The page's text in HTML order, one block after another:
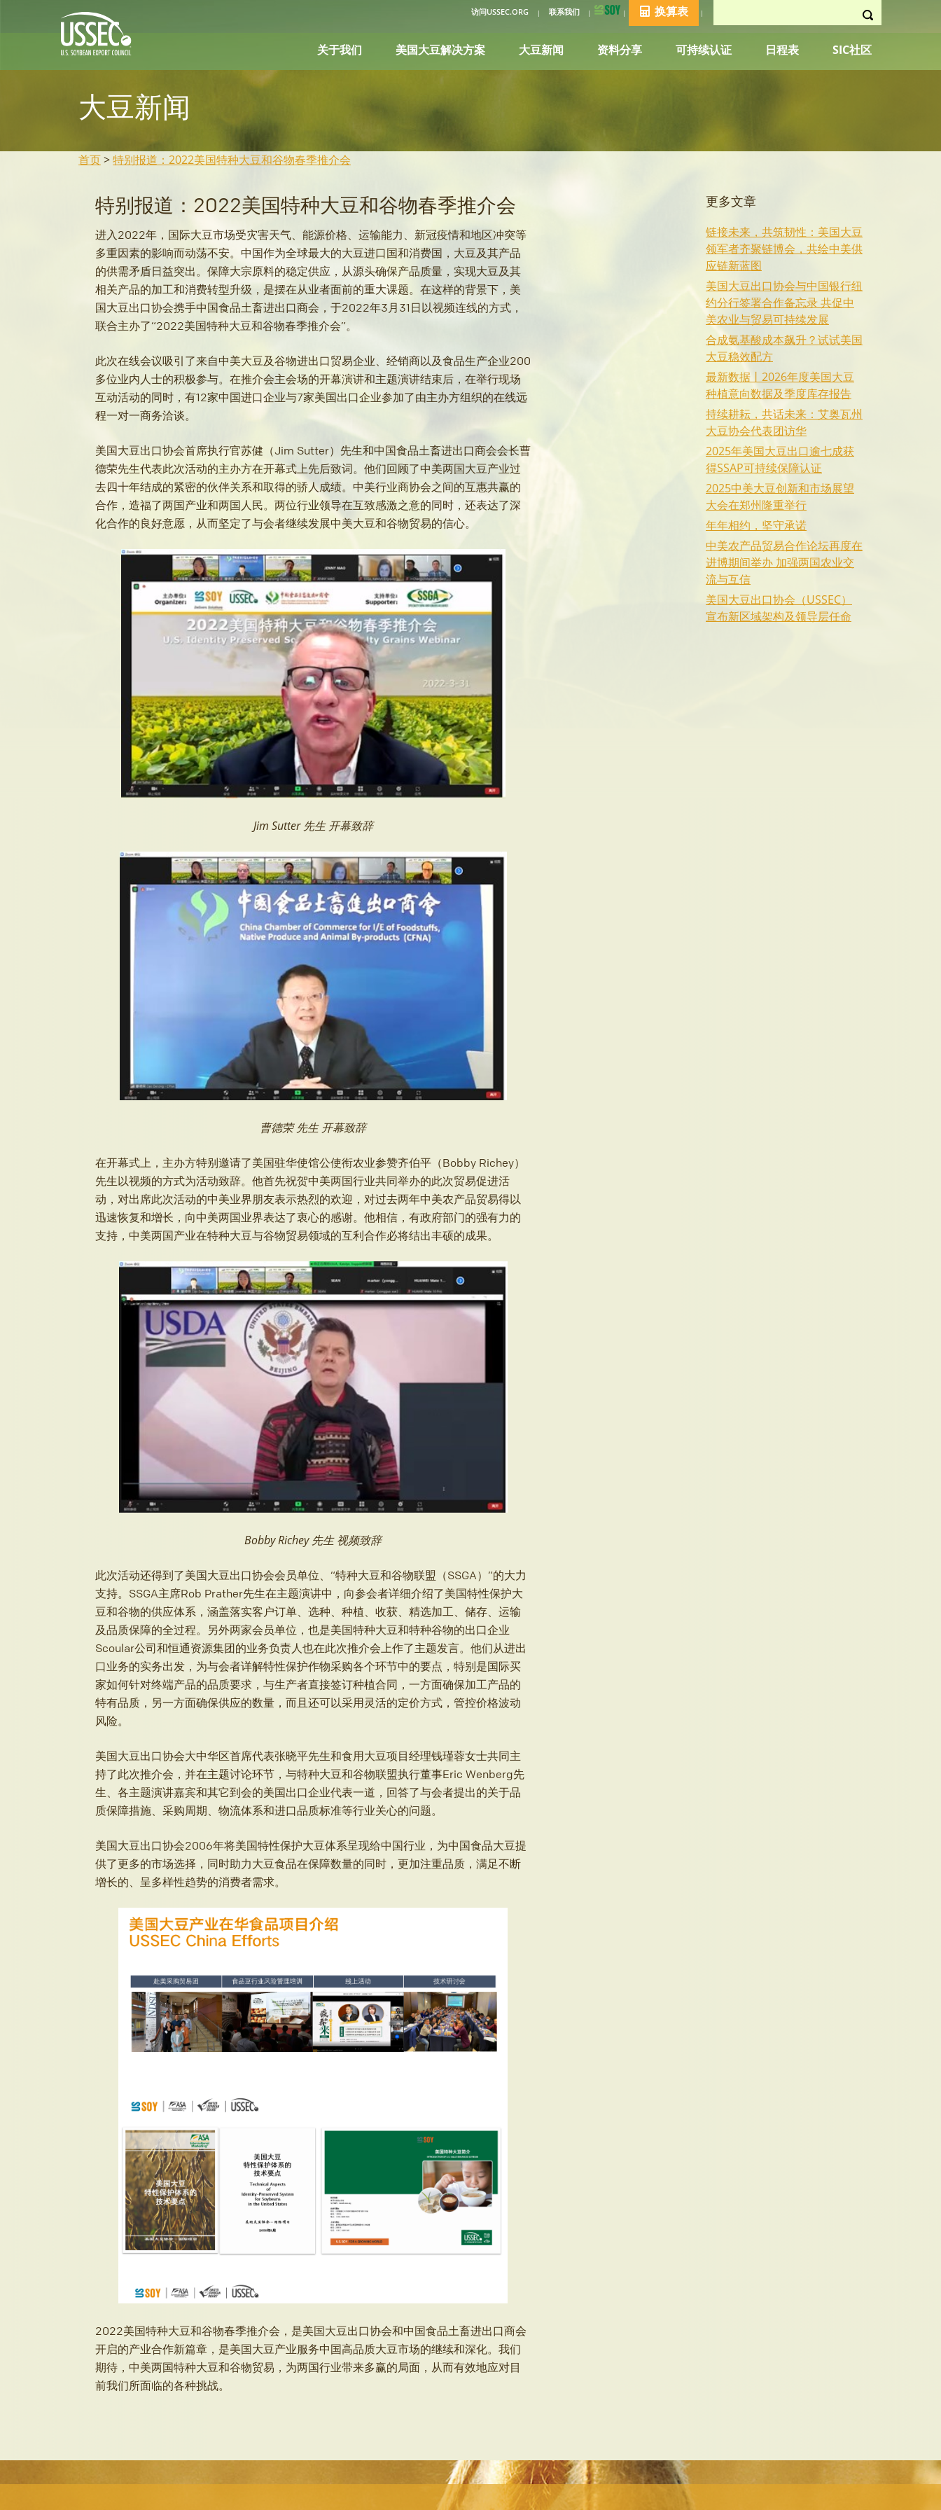
访问USSEC.ORG 联系我们 换算表
关于我们 美国大豆解决方案 大豆新闻 资料分享 可持续认证 日程表 SIC社区
大豆新闻
首页>特别报道：2022美国特种大豆和谷物春季推介会
特别报道：2022美国特种大豆和谷物春季推介会
进入2022年，国际大豆市场受灾害天气、能源价格、运输能力、新冠疫情和地区冲突等
多重因素的影响而动荡不安。中国作为全球最大的大豆进口国和消费国，大豆及其产品
的供需矛盾日益突出。保障大宗原料的稳定供应，从源头确保产品质量，实现大豆及其
相关产品的加工和消费转型升级，是摆在从业者面前的重大课题。在这样的背景下，美
国大豆出口协会携手中国食品土畜进出口商会，于2022年3月31日以视频连线的方式，
联合主办了“2022美国特种大豆和谷物春季推介会”。
此次在线会议吸引了来自中美大豆及谷物进出口贸易企业、经销商以及食品生产企业200
多位业内人士的积极参与。在推介会主会场的开幕演讲和主题演讲结束后，在举行现场
互动活动的同时，有12家中国进口企业与7家美国出口企业参加了由主办方组织的在线远
程一对一商务洽谈。
美国大豆出口协会首席执行官苏健（Jim Sutter）先生和中国食品土畜进出口商会会长曹
德荣先生代表此次活动的主办方在开幕式上先后致词。他们回顾了中美两国大豆产业过
去四十年结成的紧密的伙伴关系和取得的骄人成绩。中美行业商协会之间的互惠共赢的
合作，造福了两国产业和两国人民。两位行业领导在互致感激之意的同时，还表达了深
化合作的良好意愿，从而坚定了与会者继续发展中美大豆和谷物贸易的信心。
Jim Sutter 先生 开幕致辞
曹德荣 先生 开幕致辞
在开幕式上，主办方特别邀请了美国驻华使馆公使衔农业参赞齐伯平（Bobby Richey）
先生以视频的方式为活动致辞。他首先祝贺中美两国行业共同举办的此次贸易促进活
动，对出席此次活动的中美业界朋友表示热烈的欢迎，对过去两年中美农产品贸易得以
迅速恢复和增长，向中美两国业界表达了衷心的感谢。他相信，有政府部门的强有力的
支持，中美两国产业在特种大豆与谷物贸易领域的互利合作必将结出丰硕的成果。
Bobby Richey 先生 视频致辞
此次活动还得到了美国大豆出口协会会员单位、“特种大豆和谷物联盟（SSGA）”的大力
支持。SSGA主席Rob Prather先生在主题演讲中，向参会者详细介绍了美国特性保护大
豆和谷物的供应体系，涵盖落实客户订单、选种、种植、收获、精选加工、储存、运输
及品质保障的全过程。另外两家会员单位，也是美国特种大豆和特种谷物的出口企业
Scoular公司和恒通资源集团的业务负责人也在此次推介会上作了主题发言。他们从进出
口业务的实务出发，为与会者详解特性保护作物采购各个环节中的要点，特别是国际买
家如何针对终端产品的品质要求，与生产者直接签订种植合同，一方面确保加工产品的
特有品质，另一方面确保供应的数量，而且还可以采用灵活的定价方式，管控价格波动
风险。
美国大豆出口协会大中华区首席代表张晓平先生和食用大豆项目经理钱瑾蓉女士共同主
持了此次推介会，并在主题讨论环节，与特种大豆和谷物联盟执行董事Eric Wenberg先
生、各主题演讲嘉宾和其它到会的美国出口企业代表一道，回答了与会者提出的关于品
质保障措施、采购周期、物流体系和进口品质标准等行业关心的问题。
美国大豆出口协会2006年将美国特性保护大豆体系呈现给中国行业，为中国食品大豆提
供了更多的市场选择，同时助力大豆食品在保障数量的同时，更加注重品质，满足不断
增长的、呈多样性趋势的消费者需求。
2022美国特种大豆和谷物春季推介会，是美国大豆出口协会和中国食品土畜进出口商会
开启的产业合作新篇章，是美国大豆产业服务中国高品质大豆市场的继续和深化。我们
期待，中美两国特种大豆和谷物贸易，为两国行业带来多赢的局面，从而有效地应对目
前我们所面临的各种挑战。
更多文章
链接未来，共筑韧性：美国大豆
领军者齐聚链博会，共绘中美供
应链新蓝图
美国大豆出口协会与中国银行纽
约分行签署合作备忘录 共促中
美农业与贸易可持续发展
合成氨基酸成本飙升？试试美国
大豆稳效配方
最新数据丨2026年度美国大豆
种植意向数据及季度库存报告
持续耕耘，共话未来：艾奥瓦州
大豆协会代表团访华
2025年美国大豆出口逾七成获
得SSAP可持续保障认证
2025中美大豆创新和市场展望
大会在郑州隆重举行
年年相约，坚守承诺
中美农产品贸易合作论坛再度在
进博期间举办 加强两国农业交
流与互信
美国大豆出口协会（USSEC）
宣布新区域架构及领导层任命